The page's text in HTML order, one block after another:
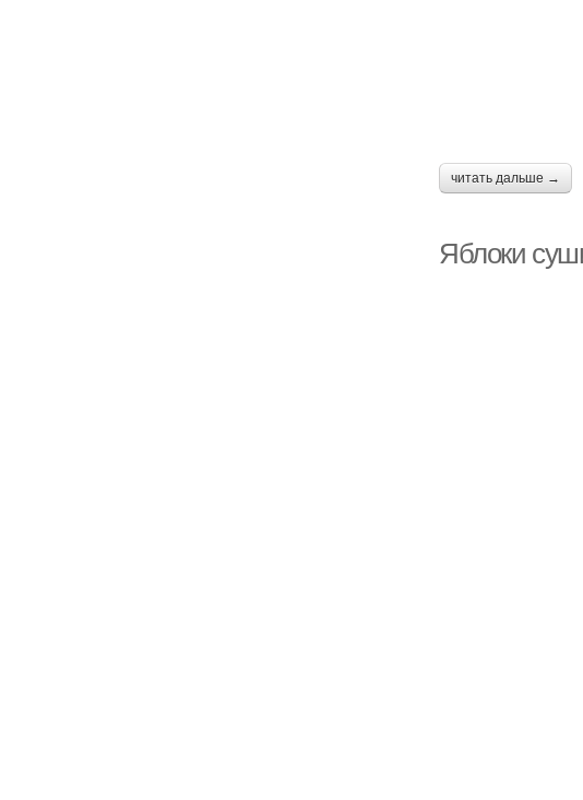
читать дальше →
Яблоки